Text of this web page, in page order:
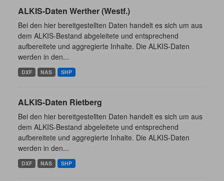
ALKIS-Daten Werther (Westf.)
Bei den hier bereitgestellten Daten handelt es sich um aus
dem ALKIS-Bestand abgeleitete und entsprechend
aufbereitete und aggregierte Inhalte. Die ALKIS-Daten
werden in den...
DXF NAS SHP
ALKIS-Daten Rietberg
Bei den hier bereitgestellten Daten handelt es sich um aus
dem ALKIS-Bestand abgeleitete und entsprechend
aufbereitete und aggregierte Inhalte. Die ALKIS-Daten
werden in den...
DXF NAS SHP